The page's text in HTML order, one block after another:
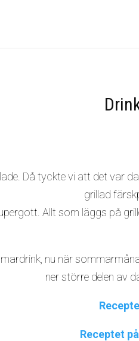
Då tyckte vi att det var
grillad
Allt som läggs på
nu när
ner större delen av
Receptet